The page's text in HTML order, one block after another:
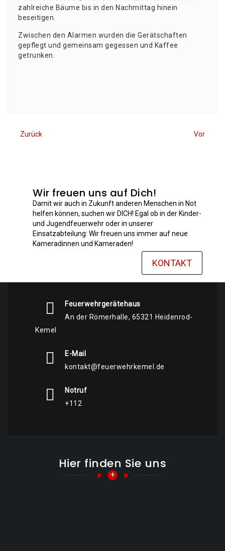
zahl­rei­che Bäu­me bis in den Nach­mit­tag hin­ein
beseitigen.
Zwi­schen den Alar­men wur­den die Gerät­schaf­ten
gepflegt und gemein­sam geges­sen und Kaf­fee
getrunken.
Zurück Vor
Wir freuen uns auf Dich!
Damit wir auch in Zukunft anderen Menschen in Not
helfen können, suchen wir DICH! Egal ob in der Kinder-
und Jugendfeuerwehr oder in unserer
Einsatzabteilung: Wir freuen uns immer auf neue
Kameradinnen und Kameraden!
KONTAKT
Feuerwehrgerätehaus
An der Römerhalle, 65321 Heidenrod-
Kemel
E-Mail
kontakt@feuerwehrkemel.de
Notruf
+112
Hier finden Sie uns
+